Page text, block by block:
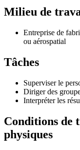
Milieu de
Entreprise de
ou aérospatial
Tâches
Superviser le
Diriger des
Interpréter les
Conditions de
physiques